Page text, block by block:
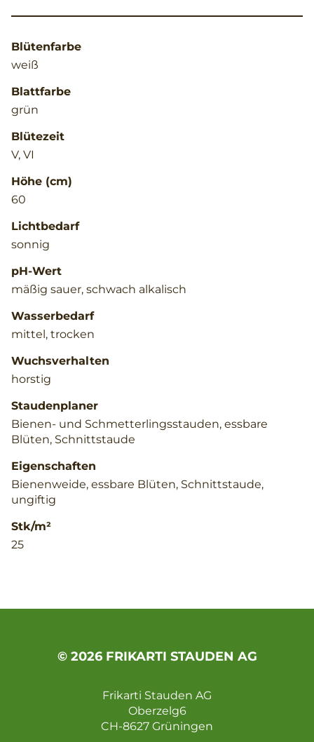
Blütenfarbe
weiß
Blattfarbe
grün
Blütezeit
V, VI
Höhe (cm)
60
Lichtbedarf
sonnig
pH-Wert
mäßig sauer, schwach alkalisch
Wasserbedarf
mittel, trocken
Wuchsverhalten
horstig
Staudenplaner
Bienen- und Schmetterlingsstauden, essbare
Blüten, Schnittstaude
Eigenschaften
Bienenweide, essbare Blüten, Schnittstaude,
ungiftig
Stk/m²
25
© 2026 FRIKARTI STAUDEN AG
Frikarti Stauden AG
Oberzelg6
CH-8627 Grüningen